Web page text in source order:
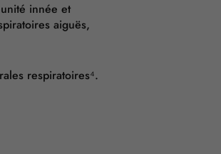
innée et
aiguës,
respiratoires⁴.